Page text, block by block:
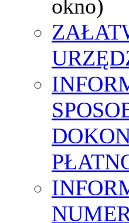
okno)